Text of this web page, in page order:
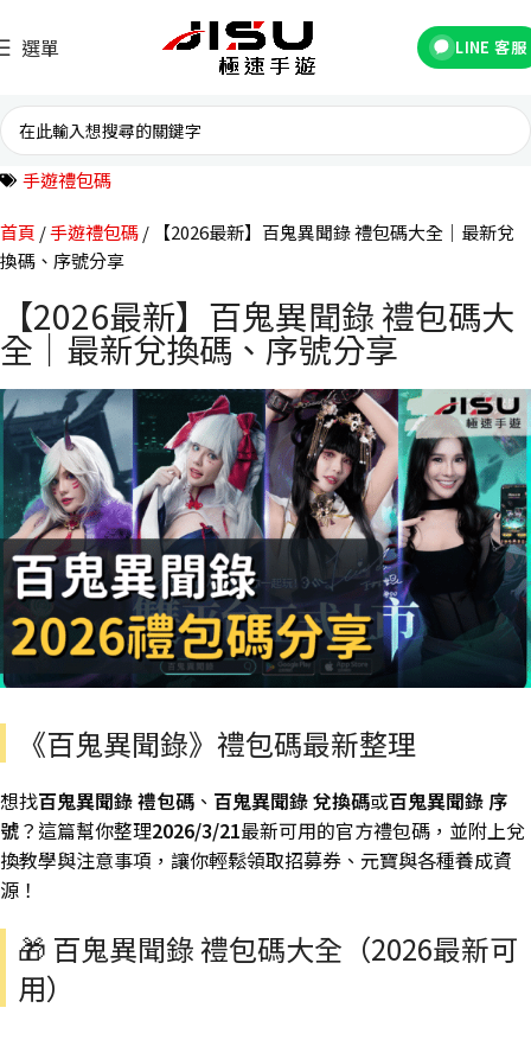
選單 LINE 客服
手遊禮包碼
首頁 手遊禮包碼
【2026最新】百鬼異聞錄 禮包碼大全｜最新兌
換碼、序號分享
【2026最新】百鬼異聞錄 禮包碼大
全｜最新兌換碼、序號分享
《百鬼異聞錄》禮包碼最新整理
想找百鬼異聞錄 禮包碼 、 百鬼異聞錄 兌換碼或百鬼異聞錄 序
號？這篇幫你整理2026/3/21最新可用的官方禮包碼，並附上兌
換教學與注意事項，讓你輕鬆領取招募券、元寶與各種養成資
源！
🎁 百鬼異聞錄 禮包碼大全（2026最新可
用）